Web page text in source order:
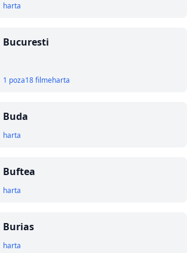
harta
Bucuresti
1 poza18 filmeharta
Buda
harta
Buftea
harta
Burias
harta